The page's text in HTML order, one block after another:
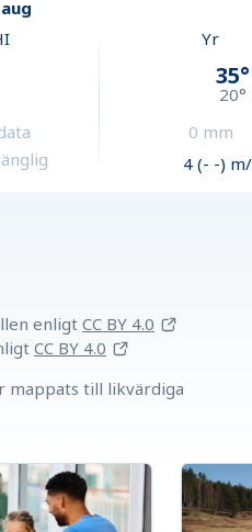
Yr
35°
20°
0 mm
4 (- -)
enligt CC BY 4.0
CC BY 4.0
mappats till likvärdiga